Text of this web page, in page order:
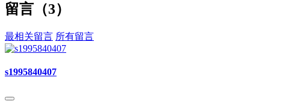
留言（3）
最相关留言 所有留言
s1995840407